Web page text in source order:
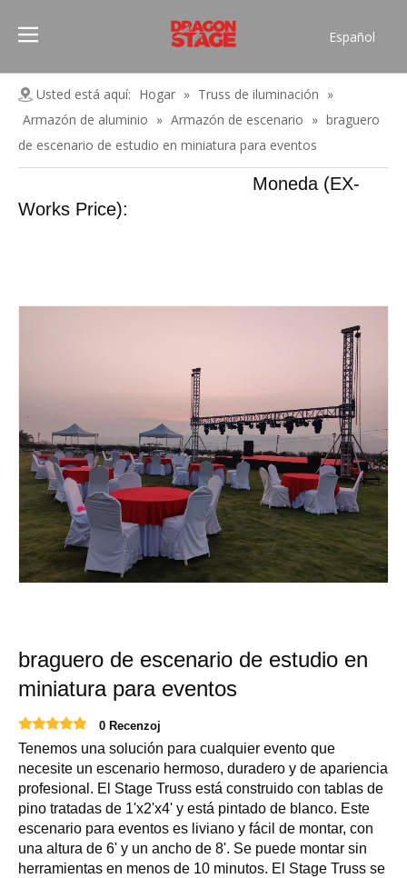
Español
Pусский
Français
简体中文
English
Usted está aquí: Hogar » Truss de iluminación »
Armazón de aluminio » Armazón de escenario » braguero
de escenario de estudio en miniatura para eventos
Moneda (EX-
Works Price):
braguero de escenario de estudio en
miniatura para eventos
0 Recenzoj
Tenemos una solución para cualquier evento que
necesite un escenario hermoso, duradero y de apariencia
profesional. El Stage Truss está construido con tablas de
pino tratadas de 1'x2'x4' y está pintado de blanco. Este
escenario para eventos es liviano y fácil de montar, con
una altura de 6' y un ancho de 8'. Se puede montar sin
herramientas en menos de 10 minutos. El Stage Truss se